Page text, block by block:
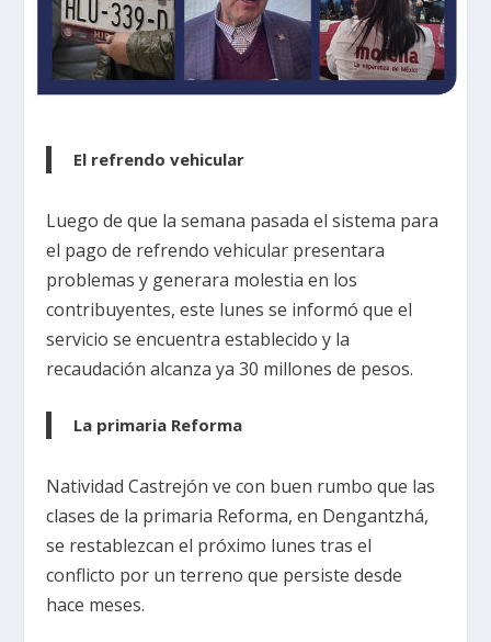
El refrendo vehicular
Luego de que la semana pasada el sistema para
el pago de refrendo vehicular presentara
problemas y generara molestia en los
contribuyentes, este lunes se informó que el
servicio se encuentra establecido y la
recaudación alcanza ya 30 millones de pesos.
La primaria Reforma
Natividad Castrejón ve con buen rumbo que las
clases de la primaria Reforma, en Dengantzhá,
se restablezcan el próximo lunes tras el
conflicto por un terreno que persiste desde
hace meses.